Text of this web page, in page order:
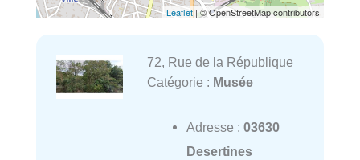
Leaflet | © OpenStreetMap contributors
72, Rue de la République
Catégorie : Musée
Adresse : 03630
Desertines